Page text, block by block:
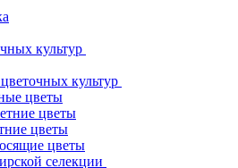
культур
культур
цветы
цветы
цветы
цветы
селекции